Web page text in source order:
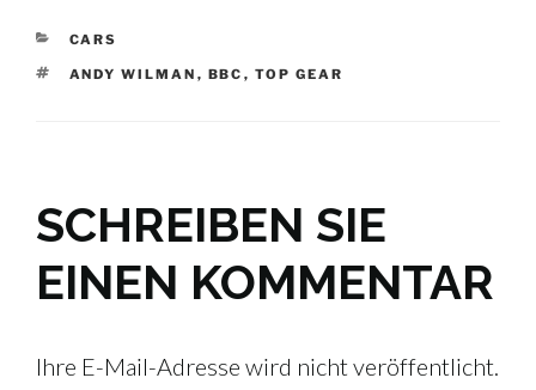
KATEGORIEN
CARS
SCHLAGWÖRTER
ANDY WILMAN , BBC , TOP GEAR
SCHREIBEN SIE
EINEN KOMMENTAR
Ihre E-Mail-Adresse wird nicht veröffentlicht.